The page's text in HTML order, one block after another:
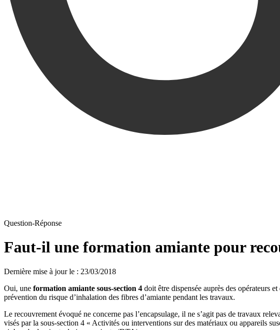
Question-Réponse
Faut-il une formation amiante pour
Dernière mise à jour le : 23/03/2018
Oui, une formation amiante sous-section 4 doit être dispensée auprès des opérateurs
prévention du risque d’inhalation des fibres d’amiante pendant les travaux.
Le recouvrement évoqué ne concerne pas l’encapsulage, il ne s’agit pas de travaux
visés par la sous-section 4 « Activités ou interventions sur des matériaux ou appareils